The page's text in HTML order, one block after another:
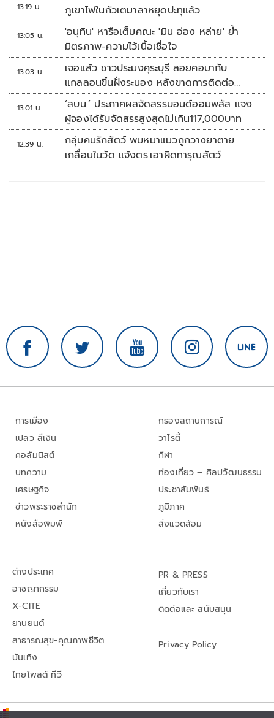
13:19 น. ภูเขาไฟในกัวเตมาลาหยุดปะทุแล้ว
13:05 น.
'อนุทิน' หารือเต็มคณะ 'มิน อ่อง หล่าย' ย้ำ
มิตรภาพ-ความไว้เนื้อเชื่อใจ
13:03 น.
เจอแล้ว ชาวประมงคุระบุรี ลอยคอมากับ
แกลลอนขึ้นฝั่งระนอง หลังขาดการติดต่อ
หลายวัน
13:01 น.
‘สบน.’ ประกาศผลจัดสรรบอนด์ออมพลัส แจง
ผู้จองได้รับจัดสรรสูงสุดไม่เกิน117,000บาท
12:39 น.
กลุ่มคนรักสัตว์ พบหมาแมวถูกวางยาตาย
เกลื่อนในวัด แจ้งตร.เอาผิดทารุณสัตว์
การเมือง
เปลว สีเงิน
คอลัมนิสต์
บทความ
เศรษฐกิจ
ข่าวพระราชสำนัก
หนังสือพิมพ์
กรองสถานการณ์
วาไรตี้
กีฬา
ท่องเที่ยว – ศิลปวัฒนธรรม
ประชาสัมพันธ์
ภูมิภาค
สิ่งแวดล้อม
ต่างประเทศ
อาชญากรรม
X-CITE
ยานยนต์
สาธารณสุข-คุณภาพชีวิต
บันเทิง
ไทยโพสต์ ทีวี
PR & PRESS
เกี่ยวกับเรา
ติดต่อและ สนับสนุน
Privacy Policy